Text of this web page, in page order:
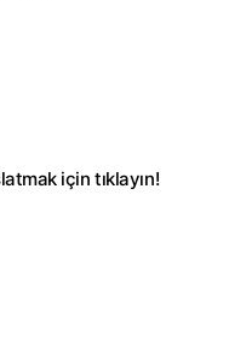
içintıklayın!